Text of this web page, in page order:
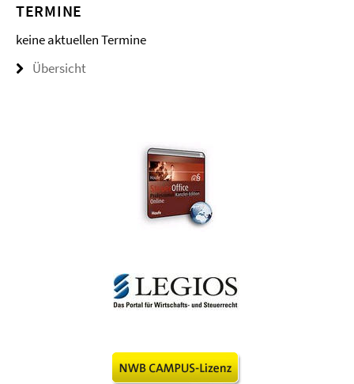
TERMINE
keine aktuellen Termine
Übersicht